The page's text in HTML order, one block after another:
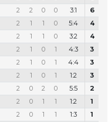
2 2 0 0 3:1
6
2 1 1 0 5:4
4
2 1 1 0 3:2
4
2 1 0 1 4:3
3
2 1 0 1 4:4
3
2 1 0 1 1:2
3
2 0 2 0 5:5
2
2 0 1 1 1:2
1
2 0 1 1 1:3
1